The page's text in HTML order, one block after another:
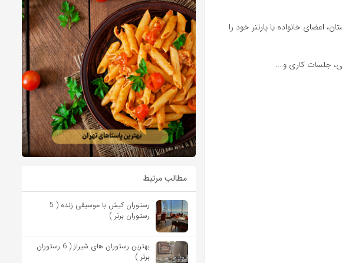
اعضای خانواده یا پارتنر خود را
جلسات کاری و….
مطالب مرتبط
رستوران کیش با موسیقی زنده ( 5
رستوران برتر )
بهترین رستوران های شیراز ( 6 رستوران
برتر )